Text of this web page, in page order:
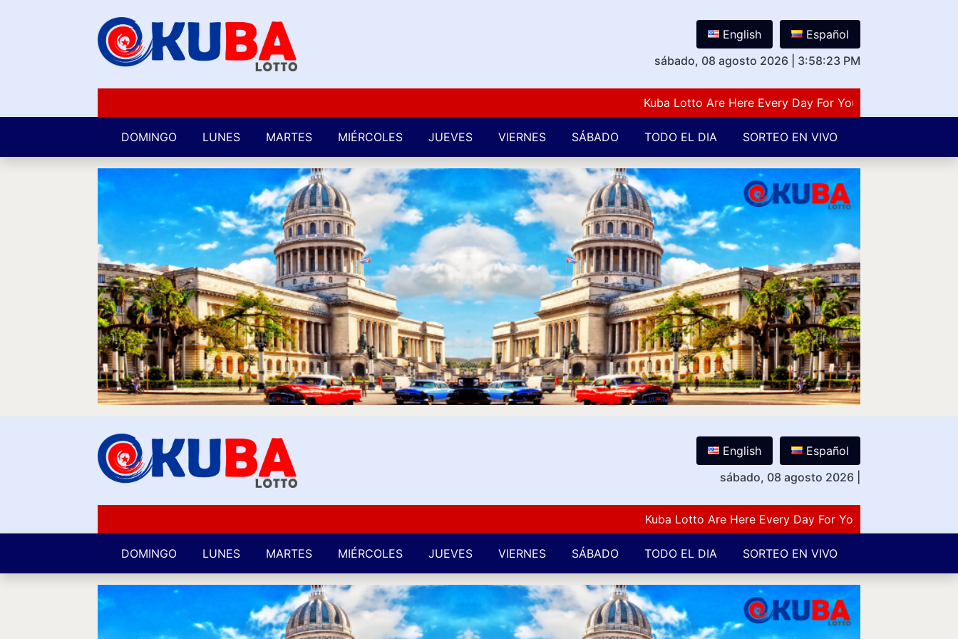
English
Español
sábado, 08 agosto 2026
3:58:23 PM
Kuba Lotto Are Here Every Day For You Lovers Of Number
DOMINGO LUNES MARTES MIÉRCOLES JUEVES VIERNES SÁBADO TODO EL DIA SORTEO EN VIVO
English
Español
sábado, 08 agosto 2026
Kuba Lotto Are Here Every Day For You Lovers Of Number
DOMINGO LUNES MARTES MIÉRCOLES JUEVES VIERNES SÁBADO TODO EL DIA SORTEO EN VIVO